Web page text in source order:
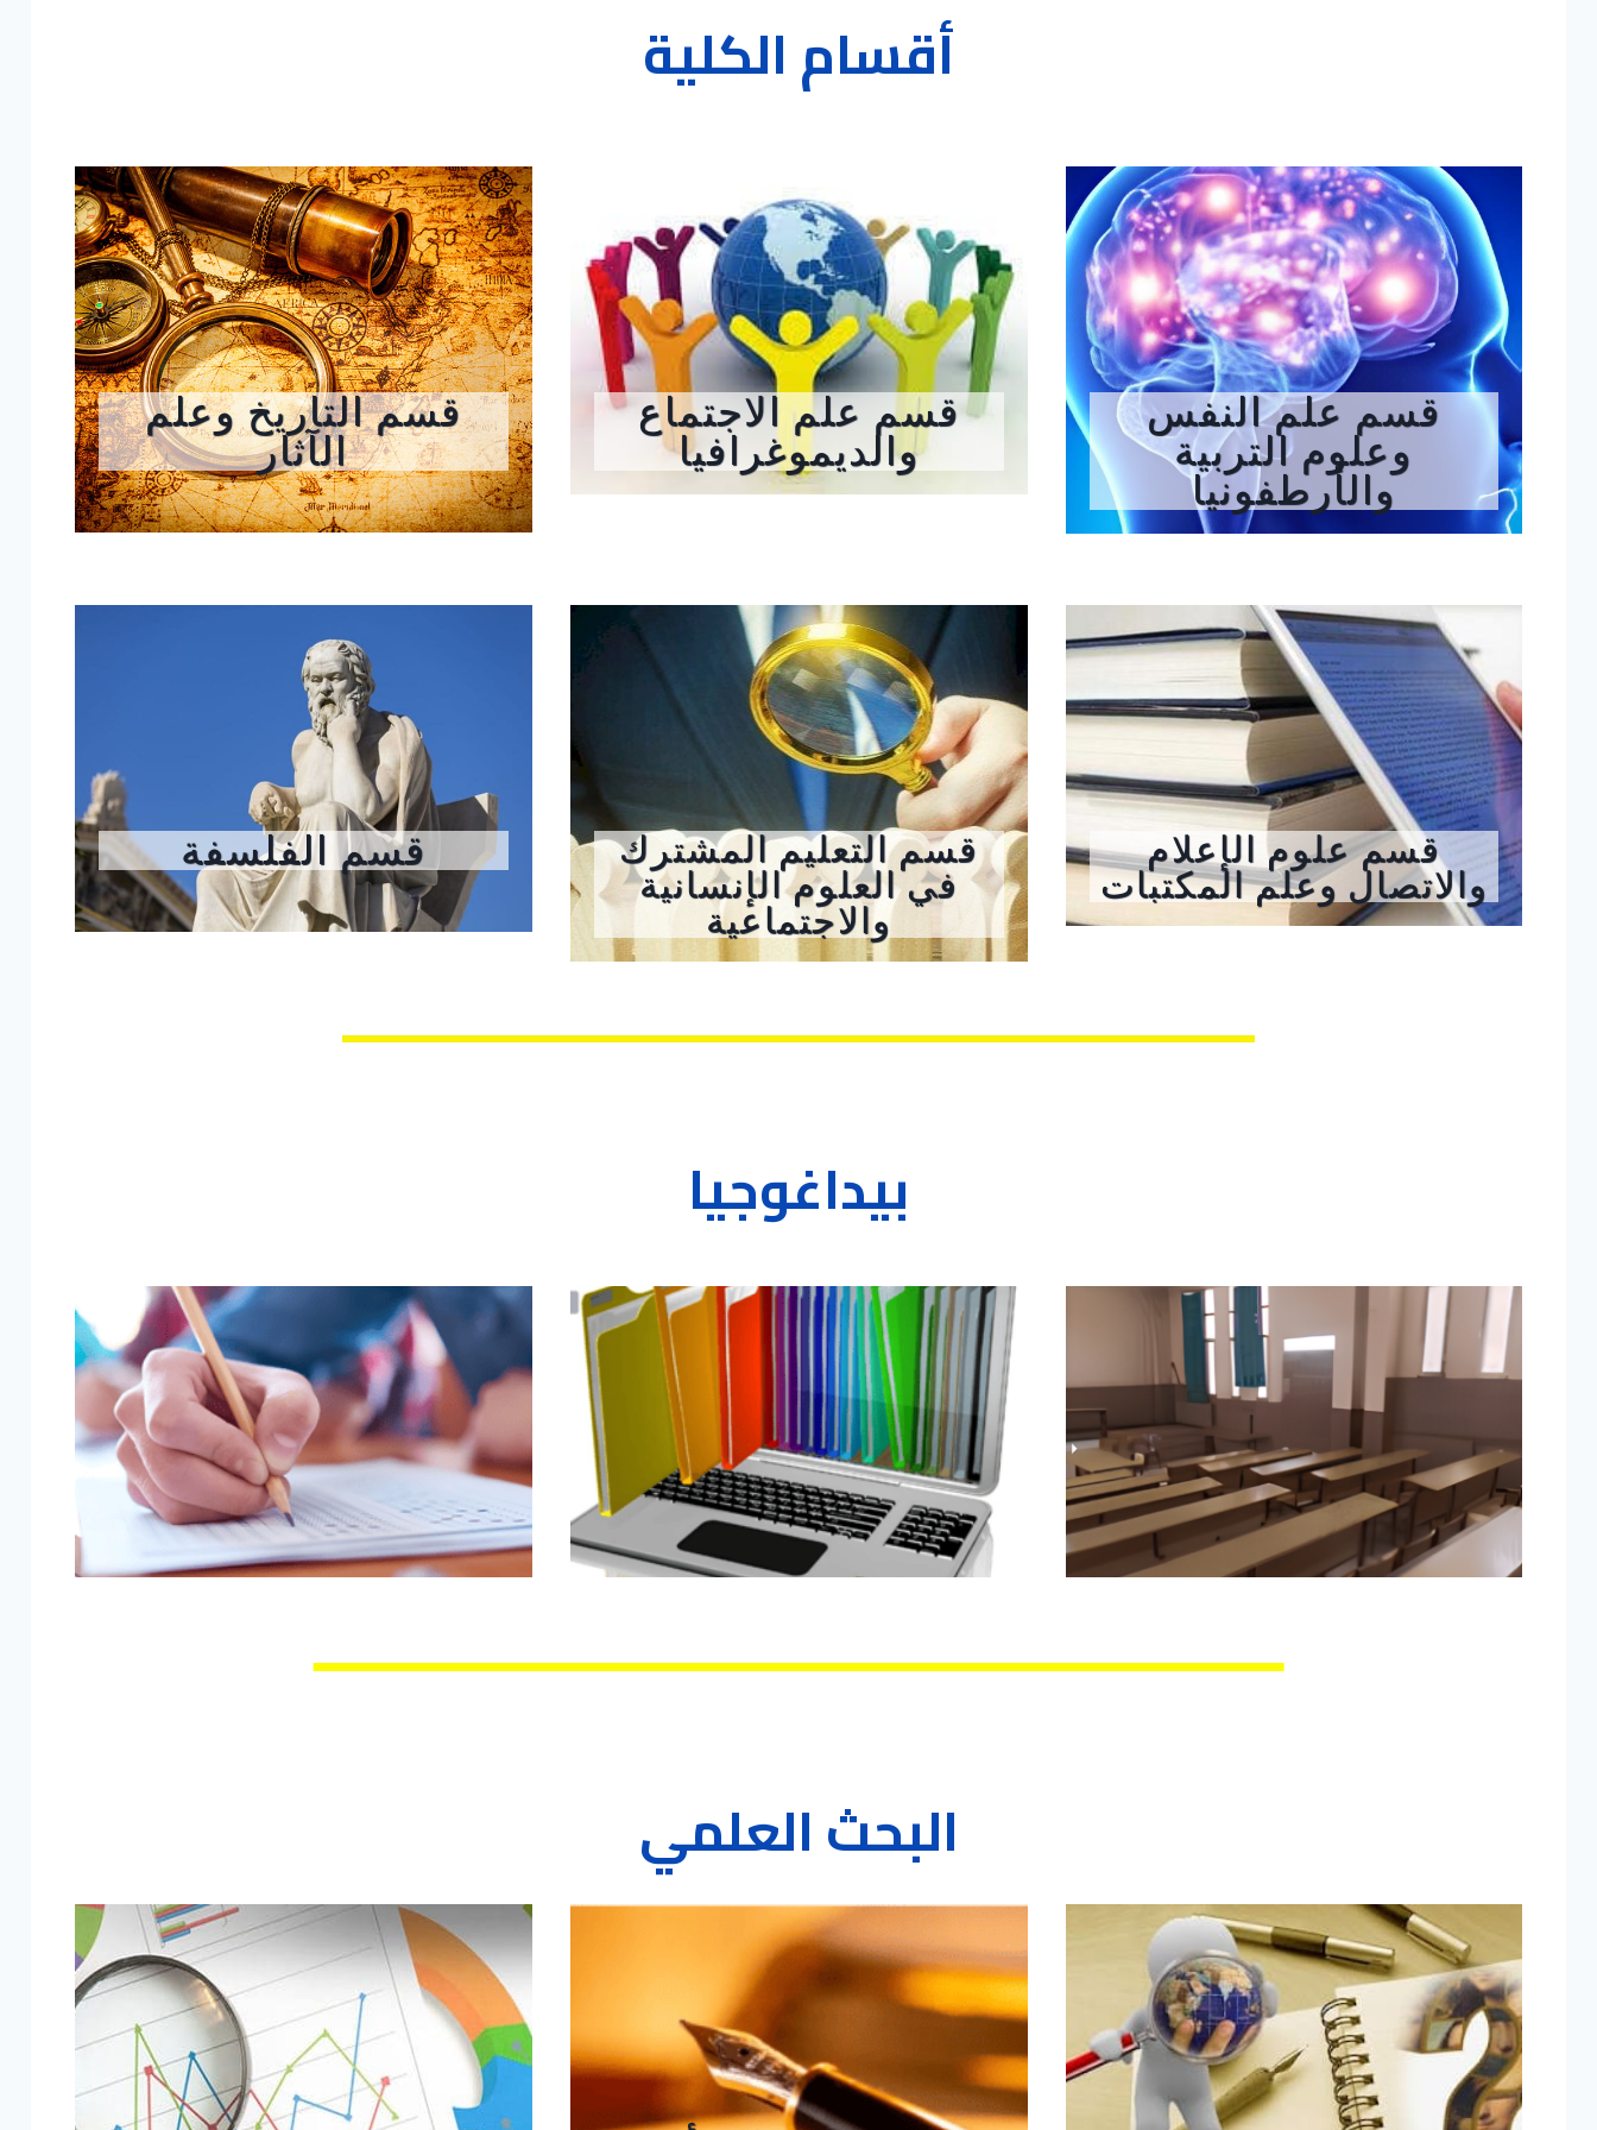
أقسام الكلية
قسم علم النفس
وعلوم التربية
والأرطفونيا
قسم علم الاجتماع
والديموغرافيا
قسم التاريخ وعلم
الآثار
قسم علوم الإعلام
والاتصال وعلم المكتبات
قسم التعليم المشترك
في العلوم الإنسانية
والاجتماعية
قسم الفلسفة
بيداغوجيا
البحث العلمي